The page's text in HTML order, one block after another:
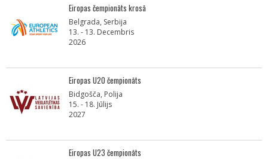
Eiropas čempionāts krosā
Belgrada, Serbija
13. - 13. Decembris
2026
Eiropas U20 čempionāts
Bidgošča, Polija
15. - 18. Jūlijs
2027
Eiropas U23 čempionāts